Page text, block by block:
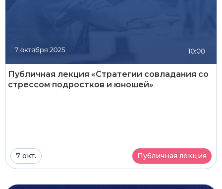
Публичная лекция «Стратегии совладания со
стрессом подростков и юношей»
7 окт. Публичная лекция